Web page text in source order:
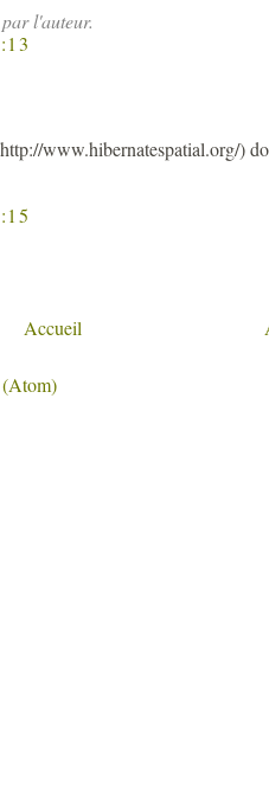
l'auteur.
www.hibernatespatial.org/)
Accueil
(Atom)